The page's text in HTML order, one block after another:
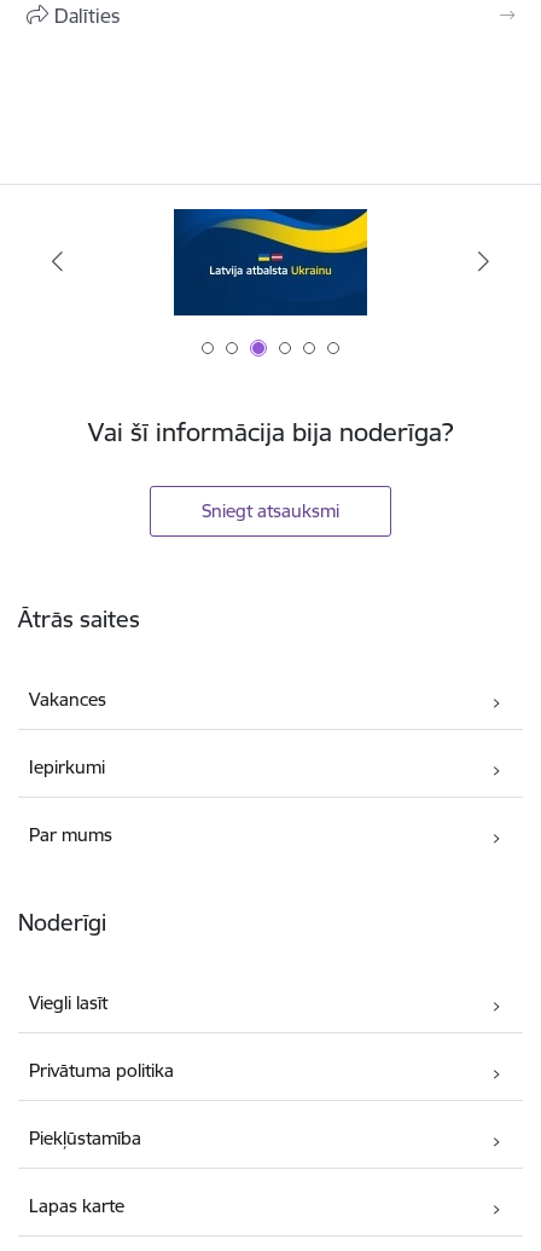
Dalīties
Vai šī informācija bija noderīga?
Sniegt atsauksmi
Ātrās saites
Vakances
Iepirkumi
Par mums
Noderīgi
Viegli lasīt
Privātuma politika
Piekļūstamība
Lapas karte